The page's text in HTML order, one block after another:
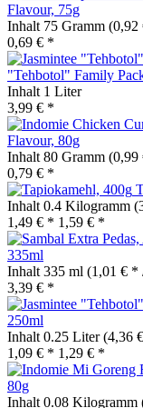
Flavour, 75g
Inhalt 75 Gramm (0,92
0,69 € *
"Tehbotol" Family
Inhalt 1 Liter
3,99 € *
Flavour, 80g
Inhalt 80 Gramm (0,99
0,79 € *
Inhalt 0.4 Kilogramm
1,49 € * 1,59 € *
335ml
Inhalt 335 ml (1,01 € *
3,39 € *
250ml
Inhalt 0.25 Liter(4,36
1,09 € * 1,29 € *
80g
Inhalt 0.08 Kilogramm